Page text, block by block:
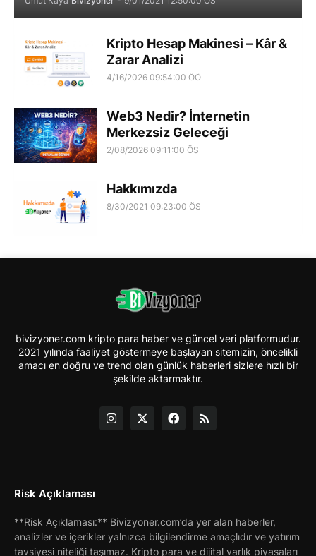
Kripto Hesap Makinesi – Kâr &
Zarar Analizi
4/16/2026 09:54:00 ÖÖ
Web3 Nedir? İnternetin
Merkezsiz Geleceği
2/08/2026 09:11:00 ÖS
Hakkımızda
8/30/2021 09:23:00 ÖS
bivizyoner.com kripto para haber ve güncel veri platformudur.
2021 yılında faaliyet göstermeye başlayan sitemizin, öncelikli
amacı en doğru ve trend olan günlük haberleri sizlere hızlı bir
şekilde aktarmaktır.
Risk Açıklaması
**Risk Açıklaması:** Bivizyoner.com’da yer alan haberler,
analizler ve içerikler yalnızca bilgilendirme amaçlıdır ve yatırım
tavsiyesi niteliği taşımaz. Kripto para ve dijital varlık piyasaları